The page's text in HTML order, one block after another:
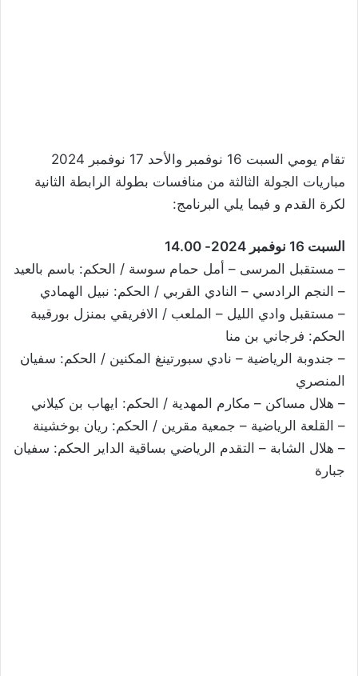
تقام يومي السبت 16 نوفمبر والأحد 17 نوفمبر 2024
مباريات الجولة الثالثة من منافسات بطولة الرابطة الثانية
لكرة القدم و فيما يلي البرنامج:
السبت 16 نوفمبر 2024- 14.00
– مستقبل المرسى – أمل حمام سوسة / الحكم: باسم بالعيد
– النجم الرادسي – النادي القربي / الحكم: نبيل الهمادي
– مستقبل وادي الليل – الملعب / الافريقي بمنزل بورقيبة
الحكم: فرجاني بن منا
– جندوبة الرياضية – نادي سبورتينغ المكنين / الحكم: سفيان
المنصري
– هلال مساكن – مكارم المهدية / الحكم: ايهاب بن كيلاني
– القلعة الرياضية – جمعية مقرين / الحكم: ريان بوخشينة
– هلال الشابة – التقدم الرياضي بساقية الداير الحكم: سفيان
جبارة